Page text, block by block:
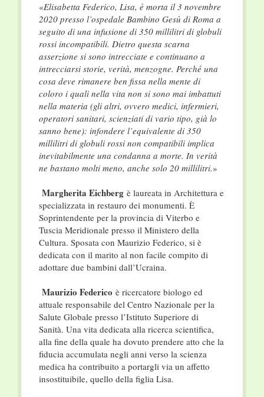
«Elisabetta Federico, Lisa, è morta il 3 novembre
2020 presso l’ospedale Bambino Gesù di Roma a
seguito di una infusione di 350 millilitri di globuli
rossi incompatibili. Dietro questa scarna
asserzione si sono intrecciate e continuano a
intrecciarsi storie, verità, menzogne. Perché una
cosa deve rimanere ben fissa nella mente di
coloro i quali nella vita non si sono mai imbattuti
nella materia (gli altri, ovvero medici, infermieri,
operatori sanitari, scienziati di vario tipo, già lo
sanno bene): infondere l’equivalente di 350
millilitri di globuli rossi non compatibili implica
inevitabilmente una condanna a morte. In verità
ne bastano molti meno, anche solo 20 millilitri.»
Margherita Eichberg è laureata in Architettura e
specializzata in restauro dei monumenti. È
Soprintendente per la provincia di Viterbo e
Tuscia Meridionale presso il Ministero della
Cultura. Sposata con Maurizio Federico, si è
dedicata con il marito al non facile compito di
adottare due bambini dall’Ucraina.
Maurizio Federico è ricercatore biologo ed
attuale responsabile del Centro Nazionale per la
Salute Globale presso l’Istituto Superiore di
Sanità. Una vita dedicata alla ricerca scientifica,
alla fine della quale ha dovuto prendere atto che la
fiducia accumulata negli anni verso la scienza
medica ha contribuito a portargli via un affetto
insostituibile, quello della figlia Lisa.